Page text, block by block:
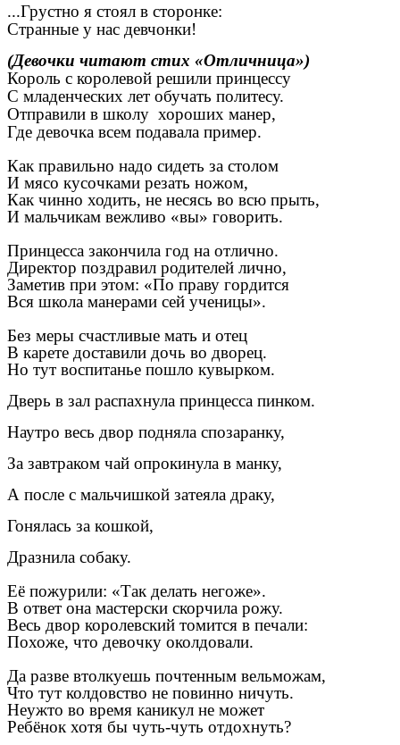
...Грустно я стоял в сторонке:
Странные у нас девчонки!
(Девочки читают стих «Отличница»)
Король с королевой решили принцессу
С младенческих лет обучать политесу.
Отправили в школу хороших манер,
Где девочка всем подавала пример.
Как правильно надо сидеть за столом
И мясо кусочками резать ножом,
Как чинно ходить, не несясь во всю прыть,
И мальчикам вежливо «вы» говорить.
Принцесса закончила год на отлично.
Директор поздравил родителей лично,
Заметив при этом: «По праву гордится
Вся школа манерами сей ученицы».
Без меры счастливые мать и отец
В карете доставили дочь во дворец.
Но тут воспитанье пошло кувырком.
Дверь в зал распахнула принцесса пинком.
Наутро весь двор подняла спозаранку,
За завтраком чай опрокинула в манку,
А после с мальчишкой затеяла драку,
Гонялась за кошкой,
Дразнила собаку.
Её пожурили: «Так делать негоже».
В ответ она мастерски скорчила рожу.
Весь двор королевский томится в печали:
Похоже, что девочку околдовали.
Да разве втолкуешь почтенным вельможам,
Что тут колдовство не повинно ничуть.
Неужто во время каникул не может
Ребёнок хотя бы чуть-чуть отдохнуть?